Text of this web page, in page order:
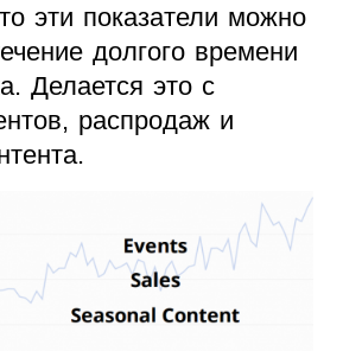
эти показатели можно
долгого времени
Делается это с
распродаж и